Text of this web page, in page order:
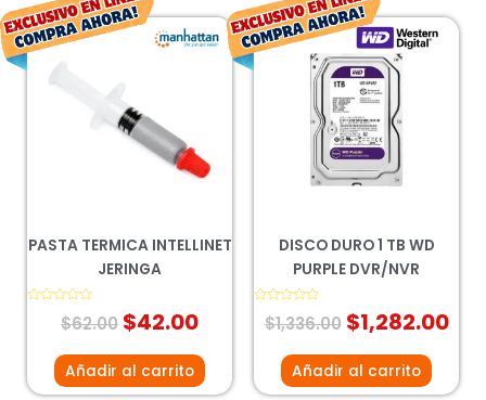
PASTA TERMICA INTELLINET
JERINGA
Valorado$62.00
El
precio
era:
$62.00.
$42.00
El
precio
Añadir al carrito
DISCO DURO 1 TB WD
PURPLE DVR/NVR
Valorado
con
$1,336.00
El
precio
original
era:
$1,336.00.
$1,282.00
El
Añadir al carrito